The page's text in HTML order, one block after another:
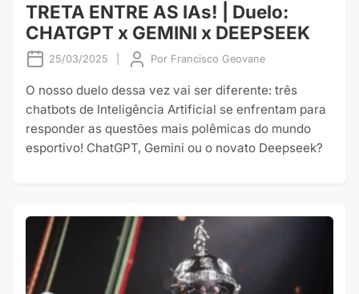
TRETA ENTRE AS IAs! | Duelo:
CHATGPT x GEMINI x DEEPSEEK
25/03/2025 Por Francisco Geovane
O nosso duelo dessa vez vai ser diferente: três
chatbots de Inteligência Artificial se enfrentam para
responder as questões mais polêmicas do mundo
esportivo! ChatGPT, Gemini ou o novato Deepseek?